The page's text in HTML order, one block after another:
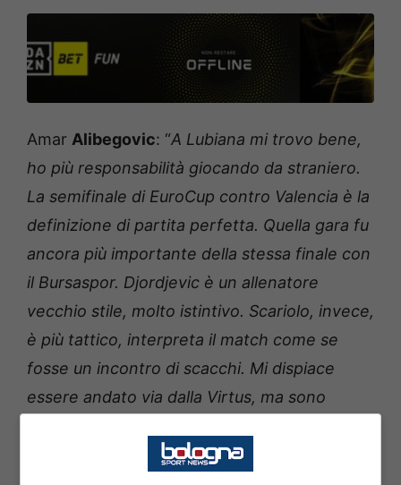
Amar Alibegovic: “A Lubiana mi trovo bene,
ho più responsabilità giocando da straniero.
La semifinale di EuroCup contro Valencia è la
definizione di partita perfetta. Quella gara fu
ancora più importante della stessa finale con
il Bursaspor. Djordjevic è un allenatore
vecchio stile, molto istintivo. Scariolo, invece,
è più tattico, interpreta il match come se
fosse un incontro di scacchi. Mi dispiace
essere andato via dalla Virtus, ma sono
esperienza. Guardo quasi tutte le sfide dei